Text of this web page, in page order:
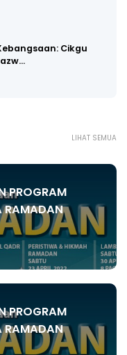
Cikgu
LIHAT SEMUA
PROGRAM
RAMADAN
PROGRAM
RAMADAN